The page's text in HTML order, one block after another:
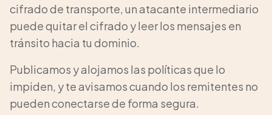
cifrado de transporte, un atacante intermediario
puede quitar el cifrado y leer los mensajes en
tránsito hacia tu dominio.
Publicamos y alojamos las políticas que lo
impiden, y te avisamos cuando los remitentes no
pueden conectarse de forma segura.